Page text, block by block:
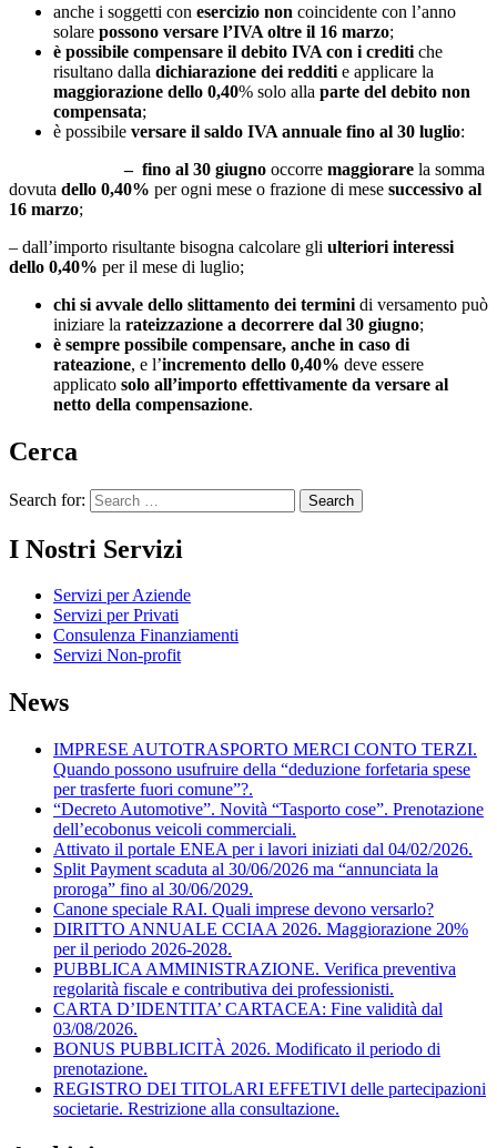
anche i soggetti con esercizio non coincidente con l’anno
solare possono versare l’IVA oltre il 16 marzo;
è possibile compensare il debito IVA con i crediti che
risultano dalla dichiarazione dei redditi e applicare la
maggiorazione dello 0,40% solo alla parte del debito non
compensata;
è possibile versare il saldo IVA annuale fino al 30 luglio:
– fino al 30 giugno occorre maggiorare la somma
dovuta dello 0,40% per ogni mese o frazione di mese successivo al
16 marzo;
– dall’importo risultante bisogna calcolare gli ulteriori interessi
dello 0,40% per il mese di luglio;
chi si avvale dello slittamento dei termini di versamento può
iniziare la rateizzazione a decorrere dal 30 giugno;
è sempre possibile compensare, anche in caso di
rateazione, e l’incremento dello 0,40% deve essere
applicato solo all’importo effettivamente da versare al
netto della compensazione.
Cerca
Search for:
I Nostri Servizi
Servizi per Aziende
Servizi per Privati
Consulenza Finanziamenti
Servizi Non-profit
News
IMPRESE AUTOTRASPORTO MERCI CONTO TERZI.
Quando possono usufruire della “deduzione forfetaria spese
per trasferte fuori comune”?.
“Decreto Automotive”. Novità “Tasporto cose”. Prenotazione
dell’ecobonus veicoli commerciali.
Attivato il portale ENEA per i lavori iniziati dal 04/02/2026.
Split Payment scaduta al 30/06/2026 ma “annunciata la
proroga” fino al 30/06/2029.
Canone speciale RAI. Quali imprese devono versarlo?
DIRITTO ANNUALE CCIAA 2026. Maggiorazione 20%
per il periodo 2026-2028.
PUBBLICA AMMINISTRAZIONE. Verifica preventiva
regolarità fiscale e contributiva dei professionisti.
CARTA D’IDENTITA’ CARTACEA: Fine validità dal
03/08/2026.
BONUS PUBBLICITÀ 2026. Modificato il periodo di
prenotazione.
REGISTRO DEI TITOLARI EFFETIVI delle partecipazioni
societarie. Restrizione alla consultazione.